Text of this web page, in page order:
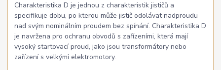
Charakteristika D je jednou z charakteristik jističů a
specifikuje dobu, po kterou může jistič odolávat nadproudu
nad svým nominálním proudem bez spínání. Charakteristika D
je navržena pro ochranu obvodů s zařízeními, která mají
vysoký startovací proud, jako jsou transformátory nebo
zařízení s velkými elektromotory.